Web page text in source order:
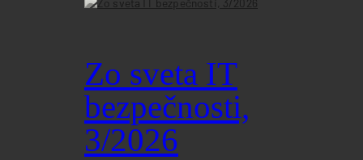
Zo sveta IT
bezpečnosti,
3/2026